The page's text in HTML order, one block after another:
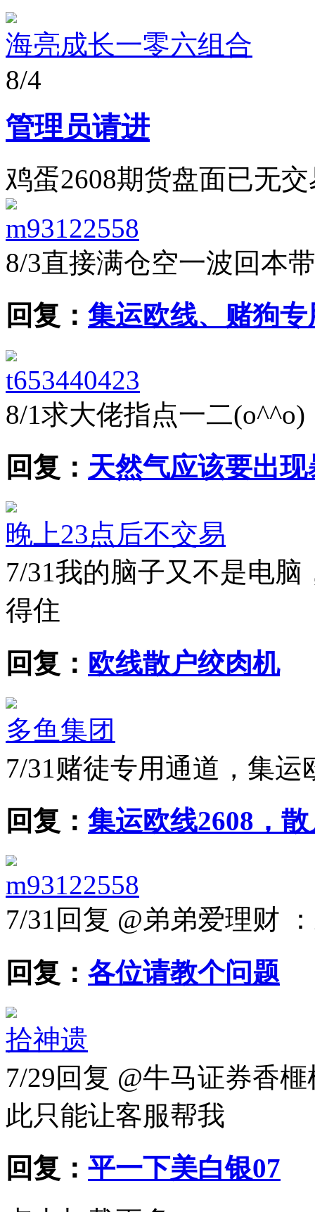
海亮成长一零六组合
8/4
管理员请进
鸡蛋2608期货盘面已无
m93122558
8/3直接满仓空一波回本
回复： 集运欧线、赌狗专
t653440423
8/1求大佬指点一二(o^^o)
回复： 天然气应该要出
晚上23点后不交易
7/31我的脑子又不是电脑
得住
回复： 欧线散户绞肉机
多鱼集团
7/31赌徒专用通道，集运
回复： 集运欧线2608，
m93122558
7/31 回复 @弟弟爱理财
回复： 各位请教个问题
拾神遗
7/29回复 @牛马证券香
此只能让客服帮我
回复： 平一下美白银07